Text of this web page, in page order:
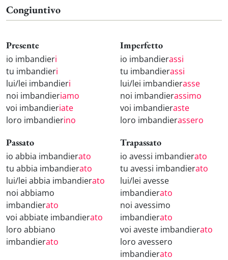
Congiuntivo
Presente
io imbandieri
tu imbandieri
lui/lei imbandieri
noi imbandieriamo
voi imbandieriate
loro imbandierino
Imperfetto
io imbandierassi
tu imbandierassi
lui/lei imbandierasse
noi imbandierassimo
voi imbandieraste
loro imbandierassero
Passato
io abbia imbandierato
tu abbia imbandierato
lui/lei abbia imbandierato
noi abbiamo
imbandierato
voi abbiate imbandierato
loro abbiano
imbandierato
Trapassato
io avessi imbandierato
tu avessi imbandierato
lui/lei avesse
imbandierato
noi avessimo
imbandierato
voi aveste imbandierato
loro avessero
imbandierato